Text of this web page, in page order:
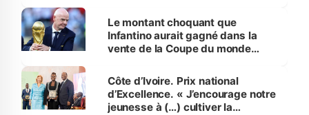
Le montant choquant que
Infantino aurait gagné dans la
vente de la Coupe du monde
Côte d’Ivoire. Prix national
d’Excellence. « J’encourage notre
jeunesse à (…) cultiver la